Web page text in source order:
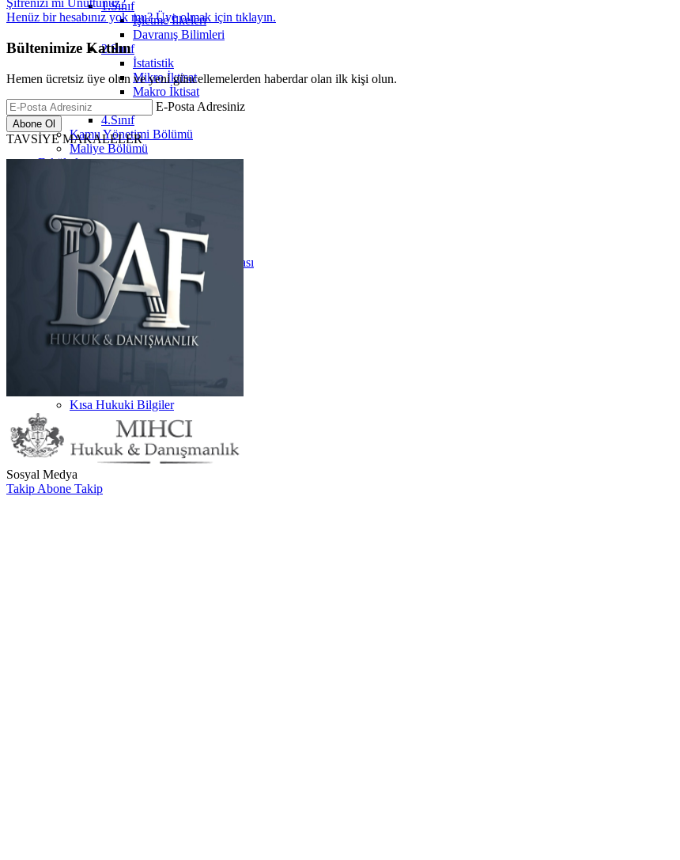
1.Sınıf
İşletme İlkeleri
Davranış Bilimleri
2.Sınıf
İstatistik
Mikro İktisat
Makro İktisat
4.Sınıf
Kamu Yönetimi Bölümü
Maliye Bölümü
Fakülteler
2.Sınıf Çalışma Odası
3.Sınıf Çalışma Odası
4.Sınıf Çalışma Odası
ARABULUCULUK Çalışma Odası
Ders Notları
HUKUK
İKTİSAT
İŞLETME
Hukuk Kültür
Telegram Grupları
Kısa Hukuki Bilgiler
Dilekçeler
Hakkında
Şifrenizi mi Unuttunuz?
Henüz bir hesabınız yok mu? Üye olmak için tıklayın.
Bültenimize Katılın
Hemen ücretsiz üye olun ve yeni güncellemelerden haberdar olan ilk kişi olun.
E-Posta Adresiniz
TAVSİYE MAKALELER
Sosyal Medya
Takip Abone Takip